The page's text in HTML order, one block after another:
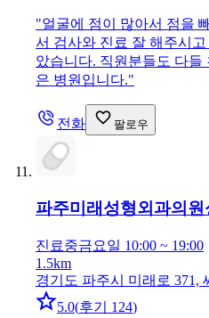
"얼굴에 점이 많아서 점을
서 검사와 진료 잘 해주시
았습니다. 직원분들도 다들
은 병원입니다."
전화 팔로우
파주미래성형외과의원
진료중금요일 10:00 ~ 19:00
1.5km
경기도 파주시 미래로 371,
5.0(후기 124)